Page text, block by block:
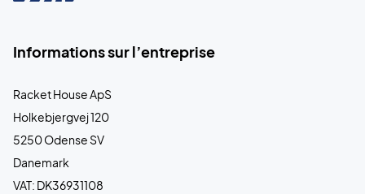
Informations sur l’entreprise
Racket House ApS
Holkebjergvej 120
5250 Odense SV
Danemark
VAT: DK36931108